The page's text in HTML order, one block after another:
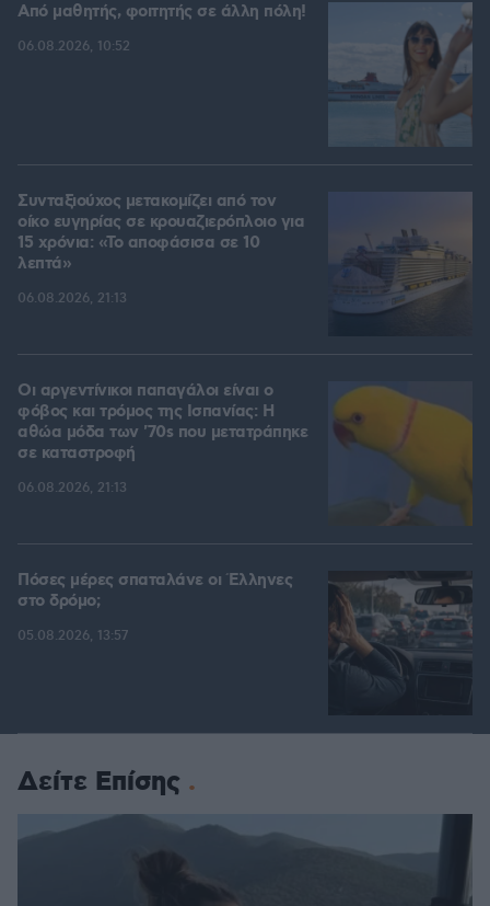
Από μαθητής, φοιτητής σε άλλη πόλη!
06.08.2026, 10:52
Συνταξιούχος μετακομίζει από τον
οίκο ευγηρίας σε κρουαζιερόπλοιο για
15 χρόνια: «Το αποφάσισα σε 10
λεπτά»
06.08.2026, 21:13
Οι αργεντίνικοι παπαγάλοι είναι ο
φόβος και τρόμος της Ισπανίας: Η
αθώα μόδα των '70s που μετατράπηκε
σε καταστροφή
06.08.2026, 21:13
Πόσες μέρες σπαταλάνε οι Έλληνες
στο δρόμο;
05.08.2026, 13:57
Δείτε Επίσης